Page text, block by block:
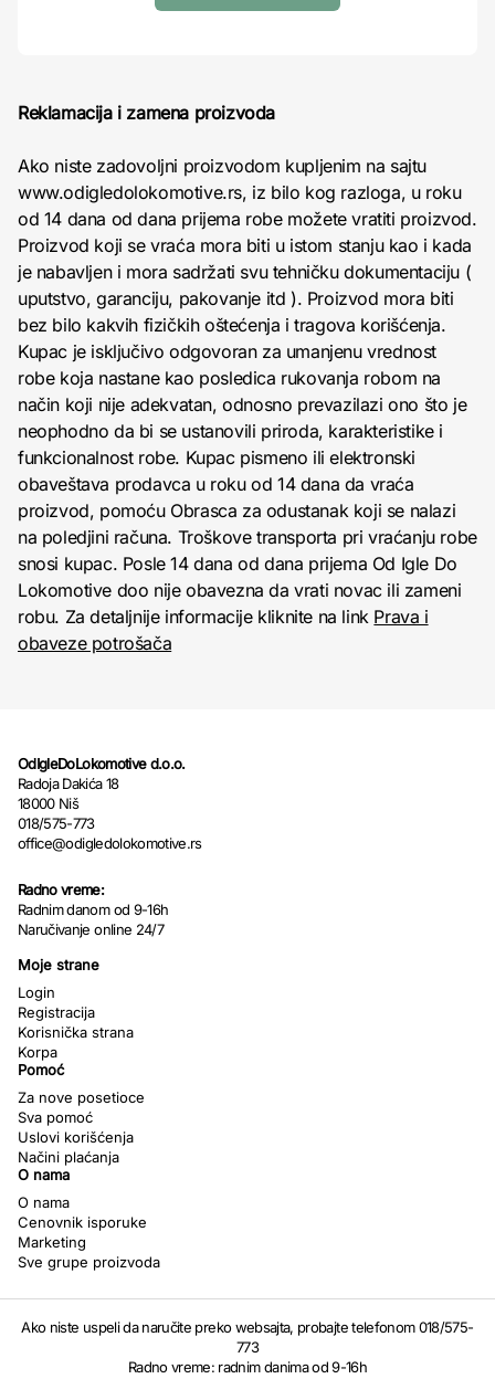
Reklamacija i zamena proizvoda
Ako niste zadovoljni proizvodom kupljenim na sajtu
www.odigledolokomotive.rs, iz bilo kog razloga, u roku
od 14 dana od dana prijema robe možete vratiti proizvod.
Proizvod koji se vraća mora biti u istom stanju kao i kada
je nabavljen i mora sadržati svu tehničku dokumentaciju (
uputstvo, garanciju, pakovanje itd ). Proizvod mora biti
bez bilo kakvih fizičkih oštećenja i tragova korišćenja.
Kupac je isključivo odgovoran za umanjenu vrednost
robe koja nastane kao posledica rukovanja robom na
način koji nije adekvatan, odnosno prevazilazi ono što je
neophodno da bi se ustanovili priroda, karakteristike i
funkcionalnost robe. Kupac pismeno ili elektronski
obaveštava prodavca u roku od 14 dana da vraća
proizvod, pomoću Obrasca za odustanak koji se nalazi
na poledjini računa. Troškove transporta pri vraćanju robe
snosi kupac. Posle 14 dana od dana prijema Od Igle Do
Lokomotive doo nije obavezna da vrati novac ili zameni
robu. Za detaljnije informacije kliknite na link Prava i
obaveze potrošača
OdIgleDoLokomotive d.o.o.
Radoja Dakića 18
18000 Niš
018/575-773
office@odigledolokomotive.rs
Radno vreme:
Radnim danom od 9-16h
Naručivanje online 24/7
Moje strane
Login
Registracija
Korisnička strana
Korpa
Pomoć
Za nove posetioce
Sva pomoć
Uslovi korišćenja
Načini plaćanja
O nama
O nama
Cenovnik isporuke
Marketing
Sve grupe proizvoda
Ako niste uspeli da naručite preko websajta, probajte telefonom 018/575-
773
Radno vreme: radnim danima od 9-16h